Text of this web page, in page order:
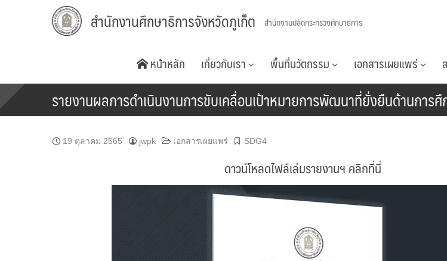
สำนักงานศึกษาธิการจังหวัดภูเก็ต สำนักงานปลัดกระทรวงศึกษาธิการ
หน้าหลัก เกี่ยวกับเรา พื้นที่นวัตกรรม เอกสารเผยแพร่
รายงานผลการดำเนินงานการขับเคลื่อนเป้าหมายการพัฒนาที่ยั่งยืนด้านกา
19 ตุลาคม 2565 jwpk เอกสารเผยแพร่ SDG4
ดาวน์โหลดไฟล์เล่มรายงานฯ คลิกที่นี่